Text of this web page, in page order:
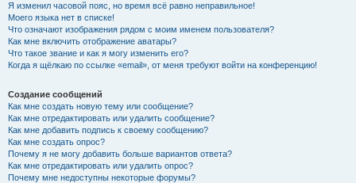
Я изменил часовой пояс, но время всё равно неправильное!
Моего языка нет в списке!
Что означают изображения рядом с моим именем пользователя?
Как мне включить отображение аватары?
Что такое звание и как я могу изменить его?
Когда я щёлкаю по ссылке «email», от меня требуют войти на конференцию!
Создание сообщений
Как мне создать новую тему или сообщение?
Как мне отредактировать или удалить сообщение?
Как мне добавить подпись к своему сообщению?
Как мне создать опрос?
Почему я не могу добавить больше вариантов ответа?
Как мне отредактировать или удалить опрос?
Почему мне недоступны некоторые форумы?